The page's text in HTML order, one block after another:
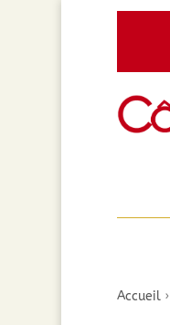
Accueil›